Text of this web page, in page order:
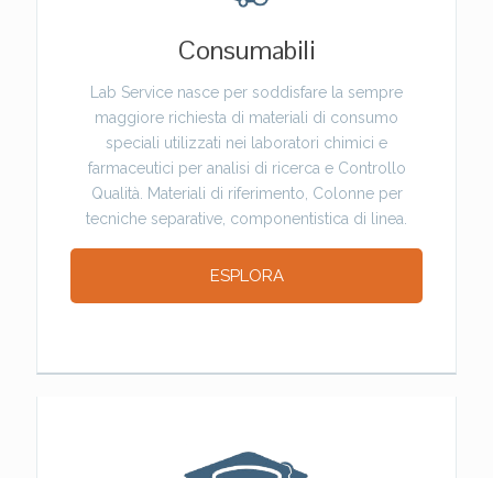
Consumabili
Lab Service nasce per soddisfare la sempre
maggiore richiesta di materiali di consumo
speciali utilizzati nei laboratori chimici e
farmaceutici per analisi di ricerca e Controllo
Qualità. Materiali di riferimento, Colonne per
tecniche separative, componentistica di linea.
ESPLORA